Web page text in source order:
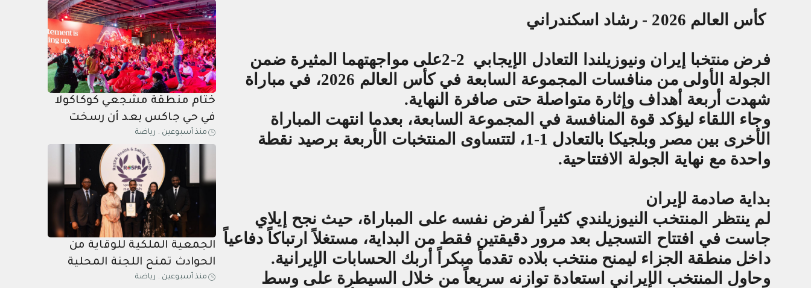
كأس العالم 2026 - رشاد اسكندراني
فرض منتخبا إيران ونيوزيلندا التعادل الإيجابي 2-2على مواجهتهما المثيرة ضمن
الجولة الأولى من منافسات المجموعة السابعة في كأس العالم 2026، في مباراة
شهدت أربعة أهداف وإثارة متواصلة حتى صافرة النهاية.
وجاء اللقاء ليؤكد قوة المنافسة في المجموعة السابعة، بعدما انتهت المباراة
الأخرى بين مصر وبلجيكا بالتعادل 1-1، لتتساوى المنتخبات الأربعة برصيد نقطة
واحدة مع نهاية الجولة الافتتاحية.
بداية صادمة لإيران
لم ينتظر المنتخب النيوزيلندي كثيراً لفرض نفسه على المباراة، حيث نجح إيلاي
جاست في افتتاح التسجيل بعد مرور دقيقتين فقط من البداية، مستغلاً ارتباكاً دفاعياً
داخل منطقة الجزاء ليمنح منتخب بلاده تقدماً مبكراً أربك الحسابات الإيرانية.
وحاول المنتخب الإيراني استعادة توازنه سريعاً من خلال السيطرة على وسط
في التحول الرقمي
ختام منطقة مشجعي كوكاكولا
في حي جاكس بعد أن رسخت
مكانتها كإحدى أبرز وجهات
الرياض لمتابعة كأس العالم
فيفا™️ 2026
منذ أسبوعين . رياضة
‎الجمعية الملكية للوقاية من
الحوادث تمنح اللجنة المحلية
منذ أسبوعين . رياضة